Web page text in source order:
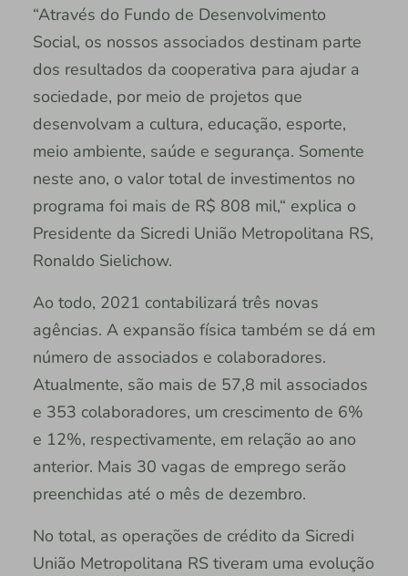
“Através do Fundo de Desenvolvimento
Social, os nossos associados destinam parte
dos resultados da cooperativa para ajudar a
sociedade, por meio de projetos que
desenvolvam a cultura, educação, esporte,
meio ambiente, saúde e segurança. Somente
neste ano, o valor total de investimentos no
programa foi mais de R$ 808 mil,“ explica o
Presidente da Sicredi União Metropolitana RS,
Ronaldo Sielichow.
Ao todo, 2021 contabilizará três novas
agências. A expansão física também se dá em
número de associados e colaboradores.
Atualmente, são mais de 57,8 mil associados
e 353 colaboradores, um crescimento de 6%
e 12%, respectivamente, em relação ao ano
anterior. Mais 30 vagas de emprego serão
preenchidas até o mês de dezembro.
No total, as operações de crédito da Sicredi
União Metropolitana RS tiveram uma evolução